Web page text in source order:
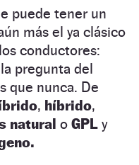
puede tener un
más el ya clásico
conductores:
pregunta del
que nunca. De
, híbrido,
natural o GPL y